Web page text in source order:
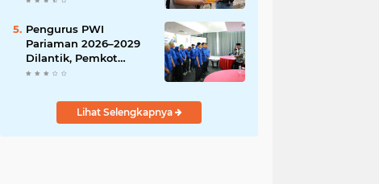
Pengurus PWI
Pariaman 2026–2029
Dilantik, Pemkot
Tekankan Sinergi dan
Lihat Selengkapnya